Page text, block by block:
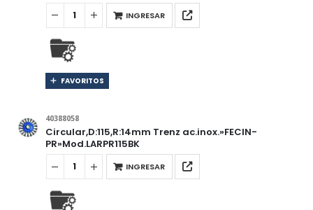
INGRESAR
FAVORITOS
40388058
Circular,D:115,R:14mm Trenz ac.inox.»FECIN-
PR»Mod.LARPR115BK
INGRESAR